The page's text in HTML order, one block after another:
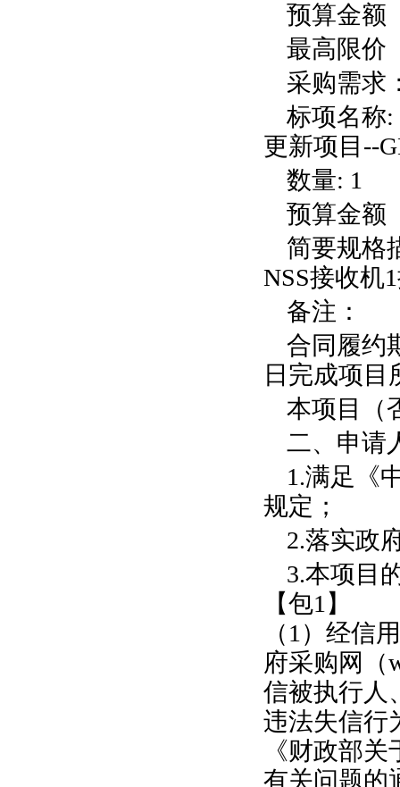
预算金额
最高限价
采购需求
标项名称:
更新项目 --
数量: 1
预算金额
简要规格
NSS接收机1
备注：
合同履约
日完成项目
本项目（
二、申请
1.满足《
规定；
2.落实政
3.本项目
【包1 】
（1 ）经信
府采购网（
信被执行人
违法失信行
《财政部
有关问题的